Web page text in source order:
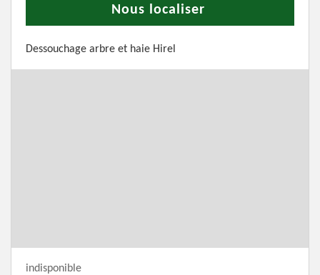
Nous localiser
Dessouchage arbre et haie Hirel
indisponible